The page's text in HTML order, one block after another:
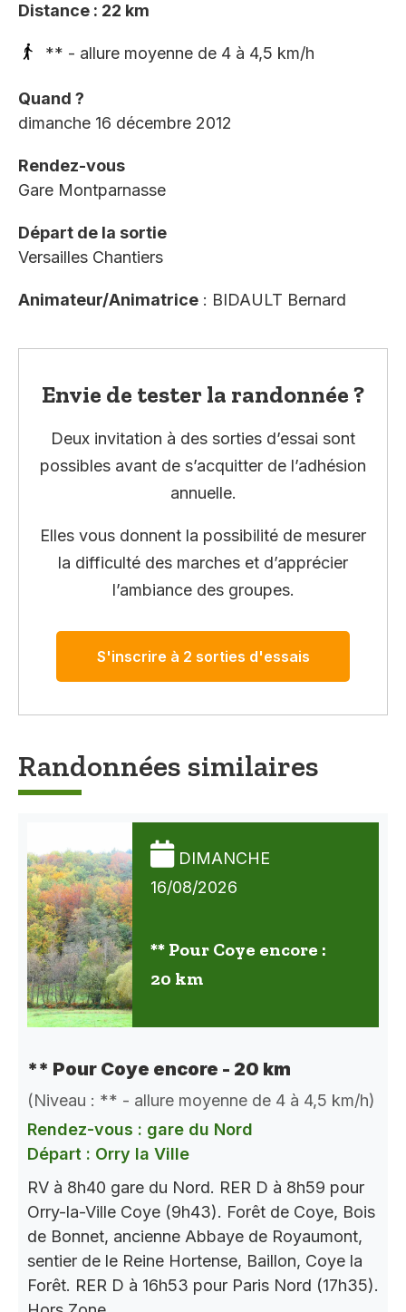
Distance : 22 km
** - allure moyenne de 4 à 4,5 km/h
Quand ?
dimanche 16 décembre 2012
Rendez-vous
Gare Montparnasse
Départ de la sortie
Versailles Chantiers
Animateur/Animatrice : BIDAULT Bernard
Envie de tester la randonnée ?
Deux invitation à des sorties d’essai sont
possibles avant de s’acquitter de l’adhésion
annuelle.
Elles vous donnent la possibilité de mesurer
la difficulté des marches et d’apprécier
l’ambiance des groupes.
S'inscrire à 2 sorties d'essais
Randonnées similaires
DIMANCHE
16/08/2026
** Pour Coye encore :
20 km
** Pour Coye encore - 20 km
(Niveau : ** - allure moyenne de 4 à 4,5 km/h)
Rendez-vous : gare du Nord
Départ : Orry la Ville
RV à 8h40 gare du Nord. RER D à 8h59 pour
Orry-la-Ville Coye (9h43). Forêt de Coye, Bois
de Bonnet, ancienne Abbaye de Royaumont,
sentier de le Reine Hortense, Baillon, Coye la
Forêt. RER D à 16h53 pour Paris Nord (17h35).